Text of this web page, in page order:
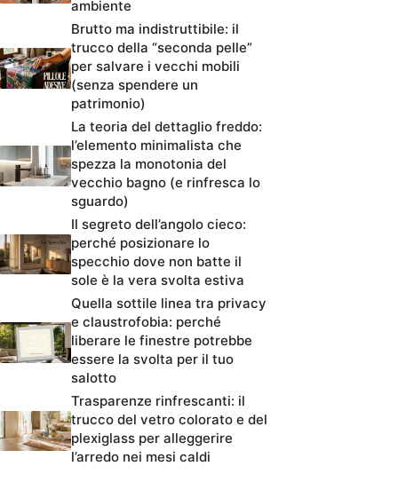
ambiente
Brutto ma indistruttibile: il
trucco della “seconda pelle”
per salvare i vecchi mobili
(senza spendere un
patrimonio)
La teoria del dettaglio freddo:
l’elemento minimalista che
spezza la monotonia del
vecchio bagno (e rinfresca lo
sguardo)
Il segreto dell’angolo cieco:
perché posizionare lo
specchio dove non batte il
sole è la vera svolta estiva
Quella sottile linea tra privacy
e claustrofobia: perché
liberare le finestre potrebbe
essere la svolta per il tuo
salotto
Trasparenze rinfrescanti: il
trucco del vetro colorato e del
plexiglass per alleggerire
l’arredo nei mesi caldi